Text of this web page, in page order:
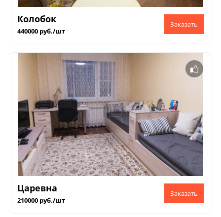
Колобок
440000 руб./шт
Царевна
210000 руб./шт